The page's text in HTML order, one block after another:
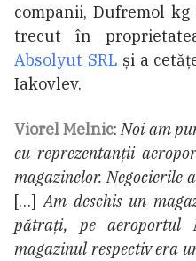
companii, Dufremol
trecut în
Absolyut SRL și a
Iakovlev.
Viorel Melnic:Noi am
cu reprezentanții
magazinelor. Negocierile
[…]Am deschis un
pătrați, pe aeroportul
magazinul respectiv era